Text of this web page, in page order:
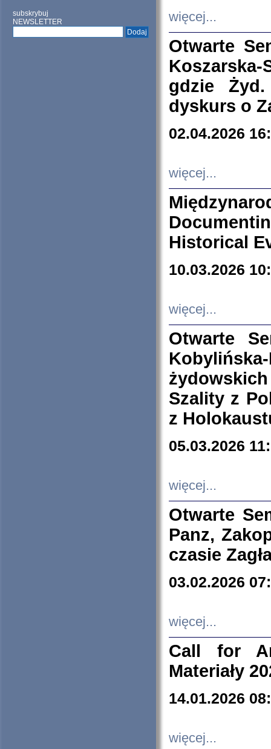
subskrybuj
NEWSLETTER
więcej...
Otwarte
Koszarska-
gdzie
dyskurs o
02.04.2026
więcej...
Historical
10.03.2026
więcej...
Otwarte
Szality z
z
05.03.2026
więcej...
Otwarte
Panz,
czasie
03.02.2026
więcej...
Call for
Materiały
14.01.2026
więcej...